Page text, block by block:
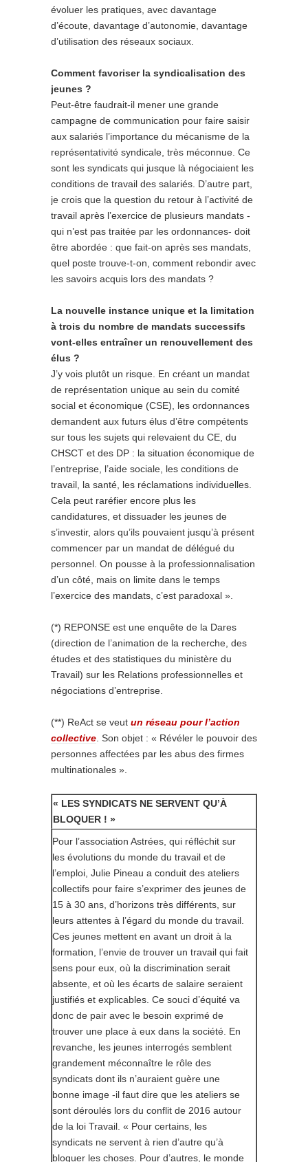
évoluer les pratiques, avec davantage
d’écoute, davantage d’autonomie, davantage
d’utilisation des réseaux sociaux.
Comment favoriser la syndicalisation des
jeunes ?
Peut-être faudrait-il mener une grande
campagne de communication pour faire saisir
aux salariés l’importance du mécanisme de la
représentativité syndicale, très méconnue. Ce
sont les syndicats qui jusque là négociaient les
conditions de travail des salariés. D’autre part,
je crois que la question du retour à l’activité de
travail après l’exercice de plusieurs mandats -
qui n’est pas traitée par les ordonnances- doit
être abordée : que fait-on après ses mandats,
quel poste trouve-t-on, comment rebondir avec
les savoirs acquis lors des mandats ?
La nouvelle instance unique et la limitation
à trois du nombre de mandats successifs
vont-elles entraîner un renouvellement des
élus ?
J’y vois plutôt un risque. En créant un mandat
de représentation unique au sein du comité
social et économique (CSE), les ordonnances
demandent aux futurs élus d’être compétents
sur tous les sujets qui relevaient du CE, du
CHSCT et des DP : la situation économique de
l’entreprise, l’aide sociale, les conditions de
travail, la santé, les réclamations individuelles.
Cela peut raréfier encore plus les
candidatures, et dissuader les jeunes de
s’investir, alors qu’ils pouvaient jusqu’à présent
commencer par un mandat de délégué du
personnel. On pousse à la professionnalisation
d’un côté, mais on limite dans le temps
l’exercice des mandats, c’est paradoxal ».
(*) REPONSE est une enquête de la Dares
(direction de l’animation de la recherche, des
études et des statistiques du ministère du
Travail) sur les Relations professionnelles et
négociations d’entreprise.
(**) ReAct se veut un réseau pour l’action
collective . Son objet : « Révéler le pouvoir des
personnes affectées par les abus des firmes
multinationales ».
« LES SYNDICATS NE SERVENT QU’À
BLOQUER ! »
Pour l’association Astrées, qui réfléchit sur
les évolutions du monde du travail et de
l’emploi, Julie Pineau a conduit des ateliers
collectifs pour faire s’exprimer des jeunes de
15 à 30 ans, d’horizons très différents, sur
leurs attentes à l’égard du monde du travail.
Ces jeunes mettent en avant un droit à la
formation, l’envie de trouver un travail qui fait
sens pour eux, où la discrimination serait
absente, et où les écarts de salaire seraient
justifiés et explicables. Ce souci d’équité va
donc de pair avec le besoin exprimé de
trouver une place à eux dans la société. En
revanche, les jeunes interrogés semblent
grandement méconnaître le rôle des
syndicats dont ils n’auraient guère une
bonne image -il faut dire que les ateliers se
sont déroulés lors du conflit de 2016 autour
de la loi Travail. « Pour certains, les
syndicats ne servent à rien d’autre qu’à
bloquer les choses. Pour d’autres, le monde